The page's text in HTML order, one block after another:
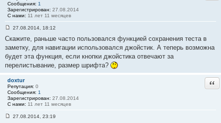
Сообщения: 1
Зарегистрирован: 27.08.2014
С нами: 11 лет 11 месяцев
о
б
щ
н
и
е
#
3
9
27.08.2014, 18:12
Скажите, раньше часто пользовался функцией сохранения теста в
заметку, для навигации использовался джойстик. А теперь возможна
будет эта функция, если кнопки джойстика отвечают за
перелистывание, размер шрифта?
doxtur
Репутация: 0
Сообщения: 1
Зарегистрирован: 27.08.2014
С нами: 11 лет 11 месяцев
27.08.2014, 23:19